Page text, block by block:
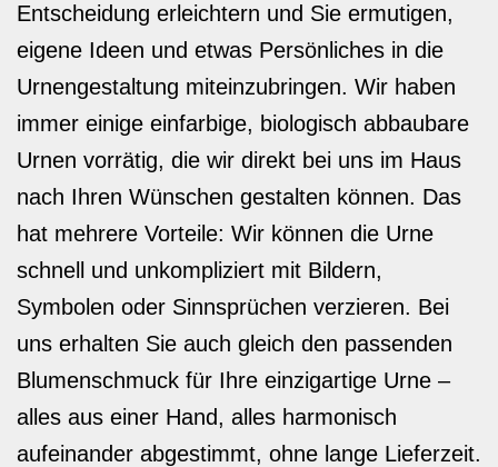
Entscheidung erleichtern und Sie ermutigen,
eigene Ideen und etwas Persönliches in die
Urnengestaltung miteinzubringen. Wir haben
immer einige einfarbige, biologisch abbaubare
Urnen vorrätig, die wir direkt bei uns im Haus
nach Ihren Wünschen gestalten können. Das
hat mehrere Vorteile: Wir können die Urne
schnell und unkompliziert mit Bildern,
Symbolen oder Sinnsprüchen verzieren. Bei
uns erhalten Sie auch gleich den passenden
Blumenschmuck für Ihre einzigartige Urne –
alles aus einer Hand, alles harmonisch
aufeinander abgestimmt, ohne lange Lieferzeit.